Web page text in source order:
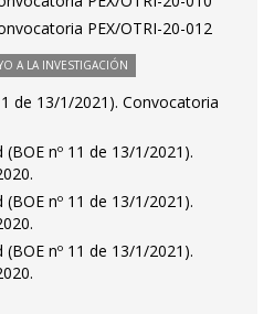
PEX/OTRI-20-012
A LA INVESTIGACIÓN
de 13/1/2021). Convocatoria
nº 11 de 13/1/2021).
nº 11 de 13/1/2021).
nº 11 de 13/1/2021).